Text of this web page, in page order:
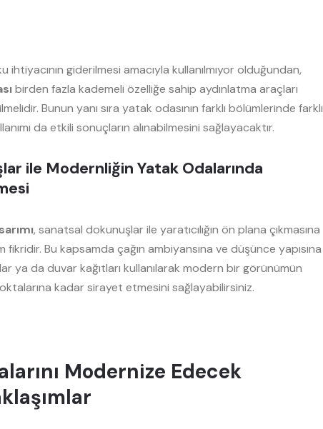
ihtiyacının giderilmesi amacıyla kullanılmıyor olduğundan,
birden fazla kademeli özelliğe sahip aydınlatma araçları
Bunun yanı sıra yatak odasının farklı bölümlerinde farklı
da etkili sonuçların alınabilmesini sağlayacaktır.
ile Modernliğin Yatak Odalarında
, sanatsal dokunuşlar ile yaratıcılığın ön plana çıkmasına
Bu kapsamda çağın ambiyansına ve düşünce yapısına
ya da duvar kağıtları kullanılarak modern bir görünümün
kadar sirayet etmesini sağlayabilirsiniz.
Modernize Edecek